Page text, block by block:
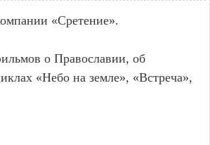
«Сретение».
о Православии, об
«Небо на земле», «Встреча»,